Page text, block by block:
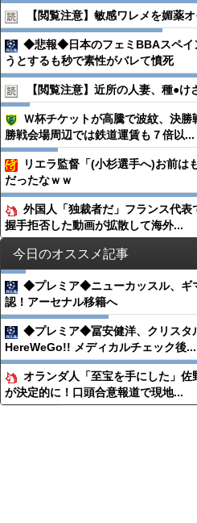
【閲覧注意】敏感ワレメを媚薬
◆悲報◆日本のフェミBBAスペイ
うとするも秒で素性がバレて憤死
【閲覧注意】近所の人妻、種●︎け
Ｗ杯チケットが高騰で波紋、決
勝戦会場周辺では鉄道運賃も７倍以...
リエラ監督「(小杉選手へ)お前
だったなｗｗ
外国人「独裁者だ」フランス代
握手拒否した動画が拡散して海外...
今日のオススメ記事
◆プレミア◆ニューカッスル、ギ
認！アーセナル移籍へ
◆プレミア◆冨安健洋、クリスタ
HereWeGo!! メディカルチェック後...
オランダ人「至宝を手にした」
が決定的に！口頭合意報道で現地...